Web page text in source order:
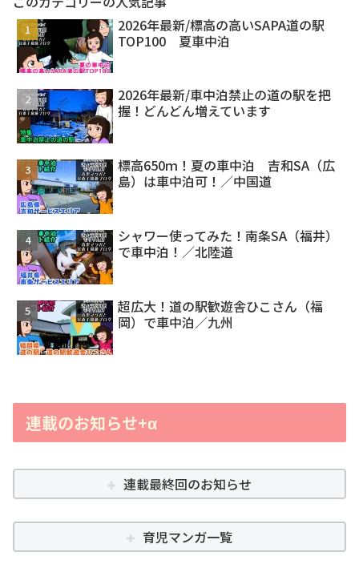
2026年最新/標高の高いSAPA道の駅
TOP100 夏車中泊
2026年最新/車中泊禁止の道の駅を把
握！どんどん増えています
標高650ｍ！夏の車中泊 吉和SA（広
島）は車中泊可！／中国道
シャワー使ってみた！南条SA（福井）
で車中泊！／北陸道
超広大！道の駅歓遊舎ひこさん（福
岡）で車中泊／九州
連載のお知らせ+α
連載最終回のお知らせ
育児マンガ一覧